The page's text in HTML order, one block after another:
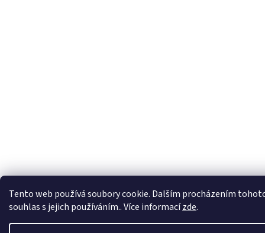
Tento web používá soubory cookie. Dalším procházením
souhlas s jejich používáním.. Více informacízde.